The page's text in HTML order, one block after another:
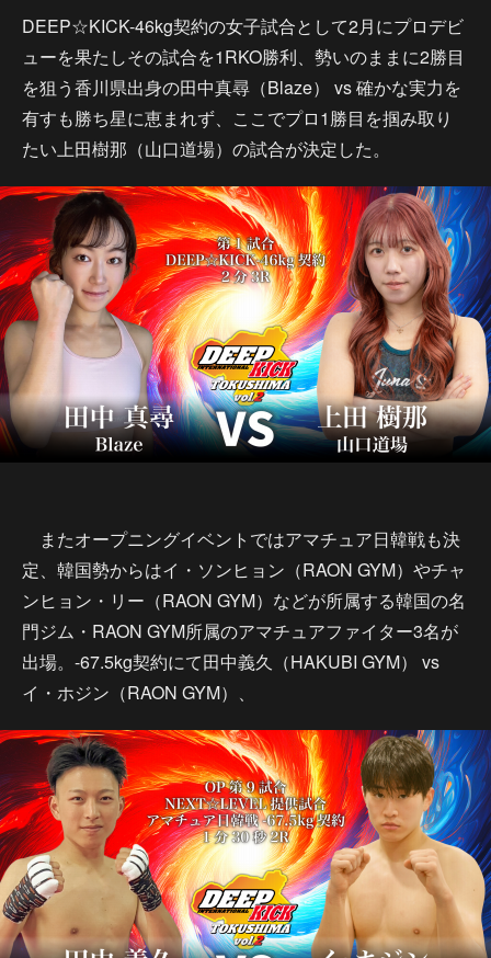
DEEP☆KICK-46kg契約の女子試合として2月にプロデビ
ューを果たしその試合を1RKO勝利、勢いのままに2勝目
を狙う香川県出身の田中真尋（Blaze） vs 確かな実力を
有すも勝ち星に恵まれず、ここでプロ1勝目を掴み取り
たい上田樹那（山口道場）の試合が決定した。
またオープニングイベントではアマチュア日韓戦も決
定、韓国勢からはイ・ソンヒョン（RAON GYM）やチャ
ンヒョン・リー（RAON GYM）などが所属する韓国の名
門ジム・RAON GYM所属のアマチュアファイター3名が
出場。-67.5kg契約にて田中義久（HAKUBI GYM） vs
イ・ホジン（RAON GYM）、